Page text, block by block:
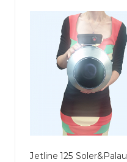
Jetline 125 Soler&Palau